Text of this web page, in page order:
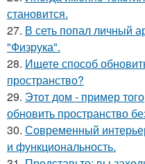
становится.
27. В сеть попал личный
"Физрука".
28. Ищете способ
пространство?
29. Этот дом - пример
обновить пространство
30. Современный
и функциональность.